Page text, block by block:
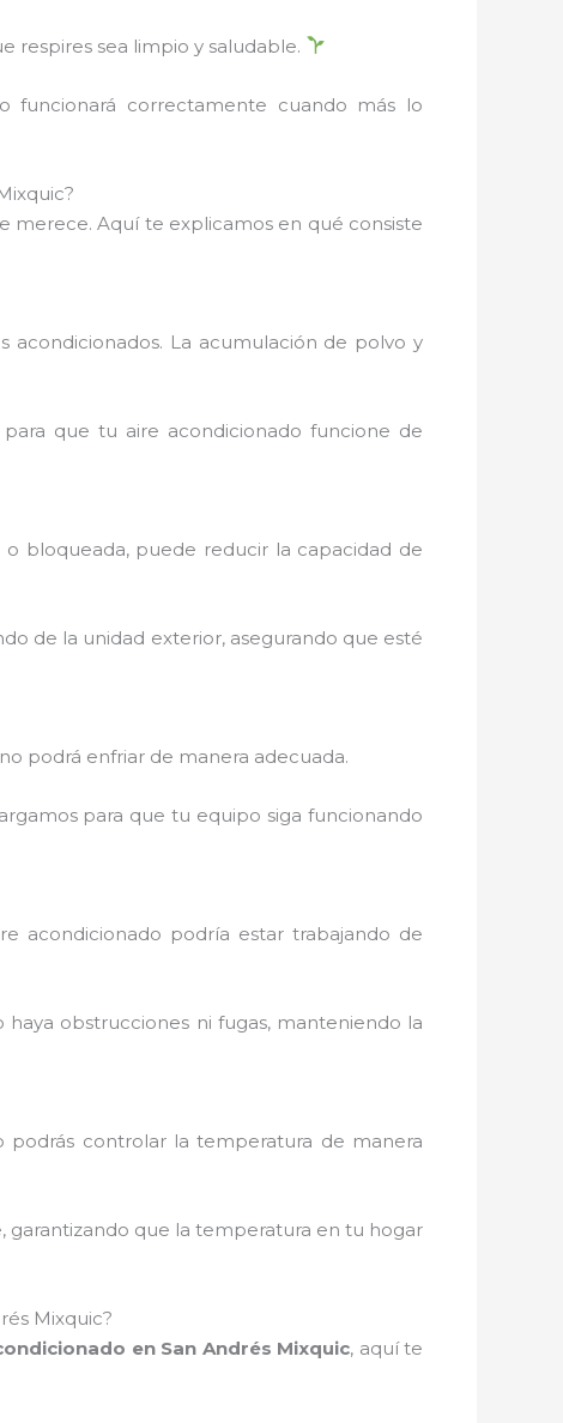
respires sea limpio y saludable.
funcionará correctamente cuando más lo
merece. Aquí te explicamos en qué consiste
La acumulación de polvo y
que tu aire acondicionado funcione de
bloqueada, puede reducir la capacidad de
de la unidad exterior, asegurando que esté
podrá enfriar de manera adecuada.
para que tu equipo siga funcionando
acondicionado podría estar trabajando de
obstrucciones ni fugas, manteniendo la
controlar la temperatura de manera
garantizando que la temperatura en tu hogar
Mixquic?
en San Andrés Mixquic, aquí te